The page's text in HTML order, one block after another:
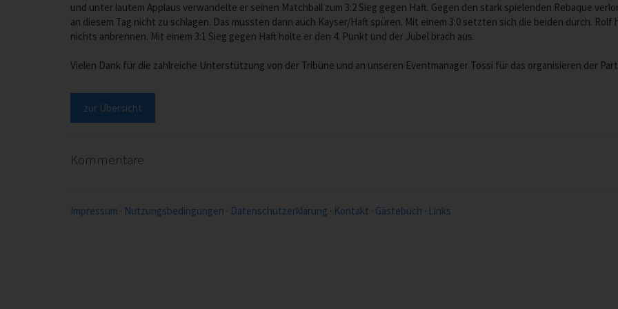
und unter lautem Applaus verwandelte er seinen Matchball zum 3:2 Sieg gegen Haft. Gegen den stark spielenden Rebaque
an diesem Tag nicht zu schlagen. Das mussten dann auch Kayser/Haft spüren. Mit einem 3:0 setzten sich die beiden durch.
nichts anbrennen. Mit einem 3:1 Sieg gegen Haft holte er den 4. Punkt und der Jubel brach aus.
Vielen Dank für die zahlreiche Unterstützung von der Tribüne und an unseren Eventmanager Tossi für das organisieren der
zur Übersicht
Kommentare
Impressum · Nutzungsbedingungen · Datenschutzerklärung · Kontakt · Gästebuch · Links